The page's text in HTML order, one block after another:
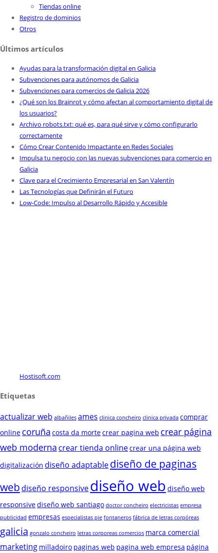
Tiendas online
Registro de dominios
Otros
Últimos artículos
Ayudas para la transformación digital en Galicia
Subvenciones para autónomos de Galicia
Subvenciones para comercios de Galicia 2026
¿Qué son los Brainrot y cómo afectan al comportamiento digital de
los usuarios?
Archivo robots.txt: qué es, para qué sirve y cómo configurarlo
correctamente
Cómo Crear Contenido Impactante en Redes Sociales
Impulsa tu negocio con las nuevas subvenciones para comercio en
Galicia
Clave para el Crecimiento Empresarial en San Valentín
Las Tecnologías que Definirán el Futuro
Low-Code: Impulso al Desarrollo Rápido y Accesible
Hostisoft.com
Etiquetas
actualizar web albañiles ames clinica concheiro clinica privada comprar
online coruña costa da mortecrear pagina web crear página
web moderna crear tienda onlinecrear una página web
digitalización diseño adaptablediseño de paginas
web diseño responsivediseño web diseño web
responsivediseño web santiago doctor concheiro electricistas empresa
publicidad empresas especialistas pie fontaneros fábrica de letras corpóreas
galicia gonzalo concheiro letras corporeas comercios marca comercial
marketing milladoiro paginas web pagina web empresa página